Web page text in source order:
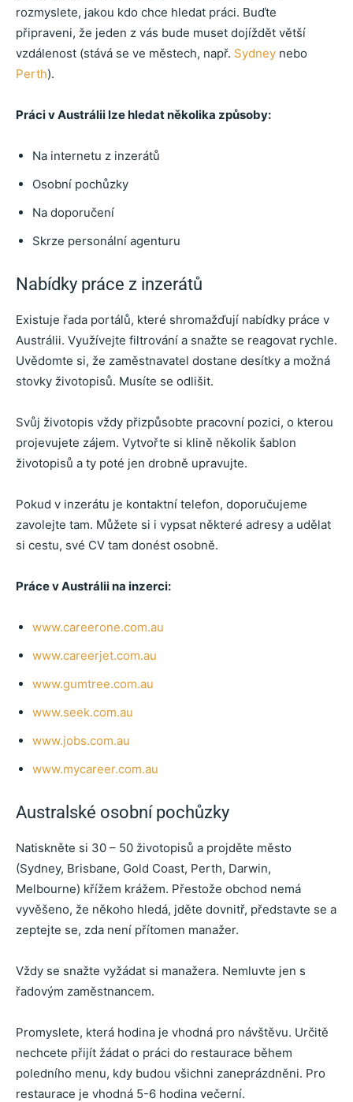
rozmyslete, jakou kdo chce hledat práci. Buďte
připraveni, že jeden z vás bude muset dojíždět větší
vzdálenost (stává se ve městech, např. Sydney nebo
Perth).
Práci v Austrálii lze hledat několika způsoby:
Na internetu z inzerátů
Osobní pochůzky
Na doporučení
Skrze personální agenturu
Nabídky práce z inzerátů
Existuje řada portálů, které shromažďují nabídky práce v
Austrálii. Využívejte filtrování a snažte se reagovat rychle.
Uvědomte si, že zaměstnavatel dostane desítky a možná
stovky životopisů. Musíte se odlišit.
Svůj životopis vždy přizpůsobte pracovní pozici, o kterou
projevujete zájem. Vytvořte si klině několik šablon
životopisů a ty poté jen drobně upravujte.
Pokud v inzerátu je kontaktní telefon, doporučujeme
zavolejte tam. Můžete si i vypsat některé adresy a udělat
si cestu, své CV tam donést osobně.
Práce v Austrálii na inzerci:
www.careerone.com.au
www.careerjet.com.au
www.gumtree.com.au
www.seek.com.au
www.jobs.com.au
www.mycareer.com.au
Australské osobní pochůzky
Natiskněte si 30 – 50 životopisů a projděte město
(Sydney, Brisbane, Gold Coast, Perth, Darwin,
Melbourne) křížem krážem. Přestože obchod nemá
vyvěšeno, že někoho hledá, jděte dovnitř, představte se a
zeptejte se, zda není přítomen manažer.
Vždy se snažte vyžádat si manažera. Nemluvte jen s
řadovým zaměstnancem.
Promyslete, která hodina je vhodná pro návštěvu. Určitě
nechcete přijít žádat o práci do restaurace během
poledního menu, kdy budou všichni zaneprázdněni. Pro
restaurace je vhodná 5-6 hodina večerní.